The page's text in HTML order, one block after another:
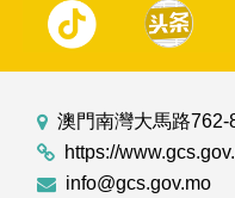
澳門南灣大馬路
https://
info@gcs.gov.mo